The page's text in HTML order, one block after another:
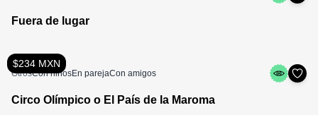
Fuera de lugar
$234 MXN
OtrosCon niñosEn parejaCon amigos
Circo Olímpico o El País de la Maroma